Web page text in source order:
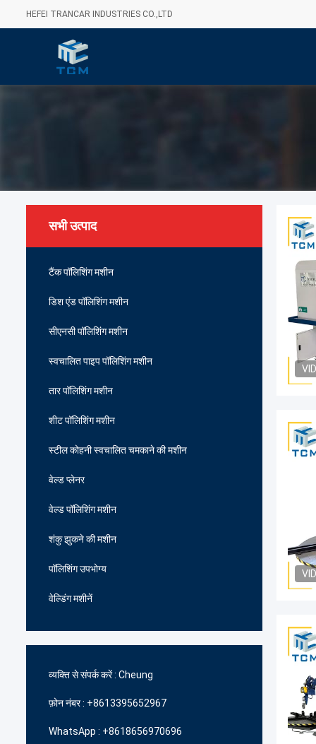
HEFEI TRANCAR INDUSTRIES CO.,LTD
सभी उत्पाद
टैंक पॉलिशिंग मशीन
डिश एंड पॉलिशिंग मशीन
सीएनसी पॉलिशिंग मशीन
स्वचालित पाइप पॉलिशिंग मशीन
तार पॉलिशिंग मशीन
शीट पॉलिशिंग मशीन
स्टील कोहनी स्वचालित चमकाने की मशीन
वेल्ड प्लेनर
वेल्ड पॉलिशिंग मशीन
शंकु झुकने की मशीन
पॉलिशिंग उपभोग्य
वेल्डिंग मशीनें
व्यक्ति से संपर्क करें : Cheung
फ़ोन नंबर : +8613395652967
WhatsApp : +8618656970696